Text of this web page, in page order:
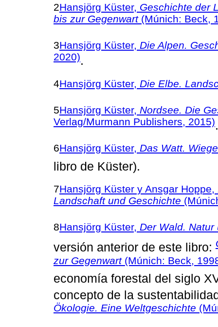
2Hansjörg Küster, Geschichte der
bis zur Gegenwart(Múnich: Beck,
3Hansjörg Küster, Die Alpen.
2020).
4Hansjörg Küster, Die Elbe.
5Hansjörg Küster, Nordsee. Die
Verlag/Murmann Publishers, 2015).
6Hansjörg Küster, Das Watt.
libro de Küster).
7Hansjörg Küster y Ansgar Hoppe,
Landschaft und Geschichte
8Hansjörg Küster, Der Wald.
versión anterior de este libro:
zur Gegenwart(Múnich: Beck,
economía forestal del siglo
concepto de la
Ökologie. Eine Weltgeschichte